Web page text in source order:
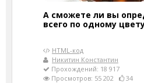
А сможете ли вы
всего по одному
HTML-код
Никитин Константин
Прохождений: 18 917
Просмотров: 55 202
34